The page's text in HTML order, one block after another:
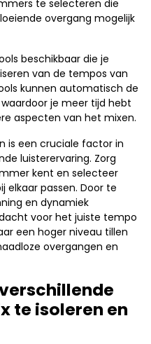
te selecteren die
overgang mogelijk
beschikbaar die je
van de tempos van
kunnen automatisch de
je meer tijd hebt
aspecten van het mixen.
is een cruciale factor in
luisterervaring. Zorg
kent en selecteer
elkaar passen. Door te
en dynamiek
voor het juiste tempo
een hoger niveau tillen
overgangen en
te isoleren en